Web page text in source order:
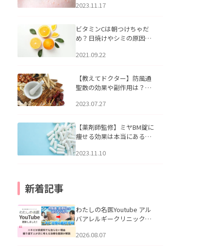
アについて
2023.11.17
ビタミンCは朝つけちゃだ
め？日焼けやシミの原因に
2021.09.22
【教えてドクター】防風通
聖散の効果や副作用は？長
2023.07.27
【薬剤師監修】ミヤBM錠に
痩せる効果は本当にある
2023.11.10
新着記事
わたしの名医Youtube アル
バアレルギークリニック札
らない理由｜繰り返す人が
2026.08.07